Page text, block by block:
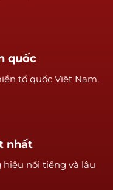
quốc
tổ quốc Việt Nam.
nhất
nổi tiếng và lâu